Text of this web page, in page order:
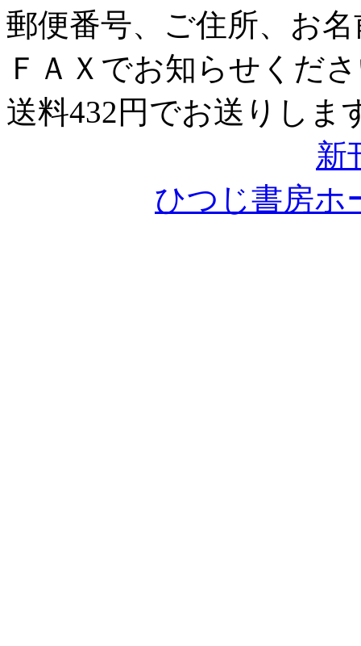
郵便番号、ご住所、お
ＦＡＸでお知らせくだ
送料432円でお送りしま
新
ひつじ書房ホ